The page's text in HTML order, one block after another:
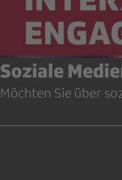
Soziale
Möchten Sie über